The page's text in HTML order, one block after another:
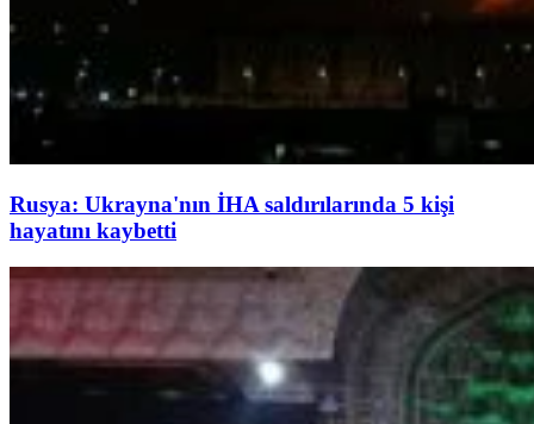
Rusya: Ukrayna'nın İHA saldırılarında 5 kişi
hayatını kaybetti